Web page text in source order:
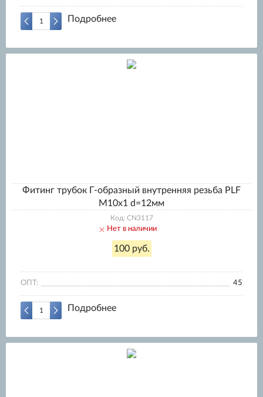
Подробнее
Фитинг трубок Г-образный внутренняя резьба PLF
M10x1 d=12мм
Код: CN3117
Нет в наличии
100 руб.
ОПТ: 45
Подробнее